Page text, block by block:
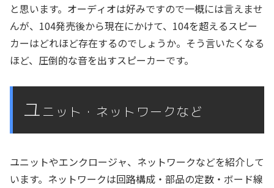
と思います。オーディオは好みですので一概には言えませ
んが、104発売後から現在にかけて、104を超えるスピー
カーはどれほど存在するのでしょうか。そう言いたくなる
ほど、圧倒的な音を出すスピーカーです。
ユ ニット・ネットワークなど
ユニットやエンクロージャ、ネットワークなどを紹介して
います。ネットワークは回路構成・部品の定数・ボード線